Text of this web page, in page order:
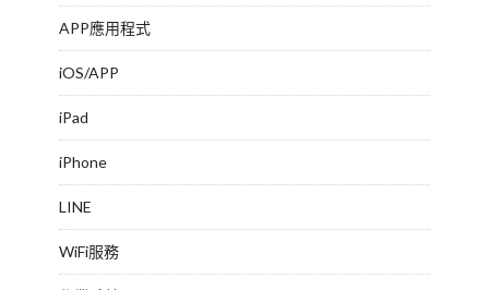
APP應用程式
iOS/APP
iPad
iPhone
LINE
WiFi服務